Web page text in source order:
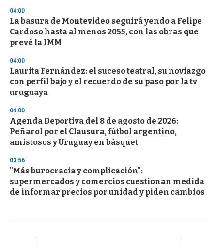
04:00
La basura de Montevideo seguirá yendo a Felipe
Cardoso hasta al menos 2055, con las obras que
prevé la IMM
04:00
Laurita Fernández: el suceso teatral, su noviazgo
con perfil bajo y el recuerdo de su paso por la tv
uruguaya
04:00
Agenda Deportiva del 8 de agosto de 2026:
Peñarol por el Clausura, fútbol argentino,
amistosos y Uruguay en básquet
03:56
"Más burocracia y complicación":
supermercados y comercios cuestionan medida
de informar precios por unidad y piden cambios